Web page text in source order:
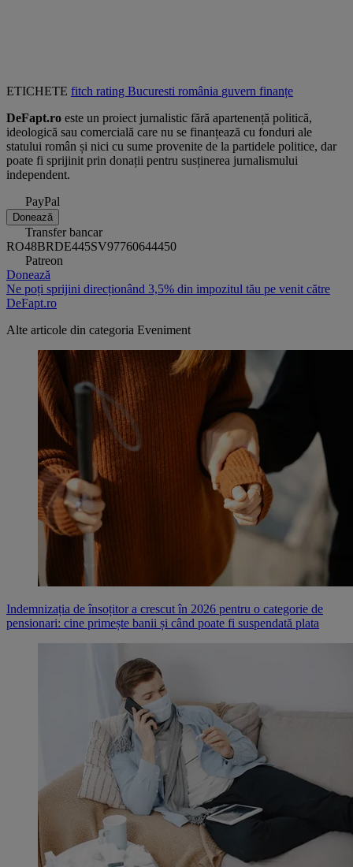
ETICHETE fitch rating Bucuresti românia guvern finanțe
DeFapt.ro este un proiect jurnalistic fără apartenență politică,
ideologică sau comercială care nu se finanțează cu fonduri ale
statului român și nici cu sume provenite de la partidele politice, dar
poate fi sprijinit prin donații pentru susținerea jurnalismului
independent.
PayPal
Donează
Transfer bancar
RO48BRDE445SV97760644450
Patreon
Donează
Ne poți sprijini direcționând 3,5% din impozitul tău pe venit către
DeFapt.ro
Alte articole din categoria Eveniment
Indemnizația de însoțitor a crescut în 2026 pentru o categorie de
pensionari: cine primește banii și când poate fi suspendată plata